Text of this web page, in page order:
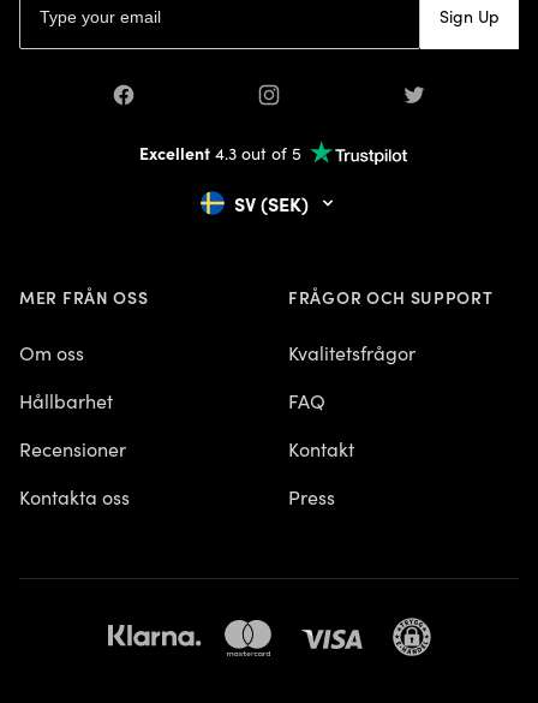
Sign Up
Facebook Instagram Twitter
Excellent4.3 out of 5
SV (SEK)
MER FRÅN OSS
Om oss
Hållbarhet
Recensioner
Kontakta oss
FRÅGOR OCH SUPPORT
Kvalitetsfrågor
FAQ
Kontakt
Press